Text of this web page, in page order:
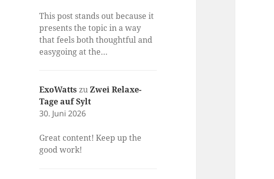
This post stands out because it
presents the topic in a way
that feels both thoughtful and
easygoing at the…
ExoWatts zuZwei Relaxe-
Tage auf Sylt
30. Juni 2026
Great content! Keep up the
good work!